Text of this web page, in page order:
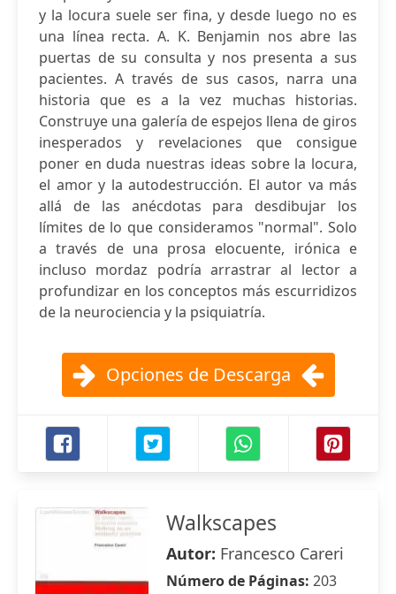
y la locura suele ser fina, y desde luego no es
una línea recta. A. K. Benjamin nos abre las
puertas de su consulta y nos presenta a sus
pacientes. A través de sus casos, narra una
historia que es a la vez muchas historias.
Construye una galería de espejos llena de giros
inesperados y revelaciones que consigue
poner en duda nuestras ideas sobre la locura,
el amor y la autodestrucción. El autor va más
allá de las anécdotas para desdibujar los
límites de lo que consideramos "normal". Solo
a través de una prosa elocuente, irónica e
incluso mordaz podría arrastrar al lector a
profundizar en los conceptos más escurridizos
de la neurociencia y la psiquiatría.
Opciones de Descarga
Walkscapes
Autor: Francesco Careri
Número de Páginas: 203